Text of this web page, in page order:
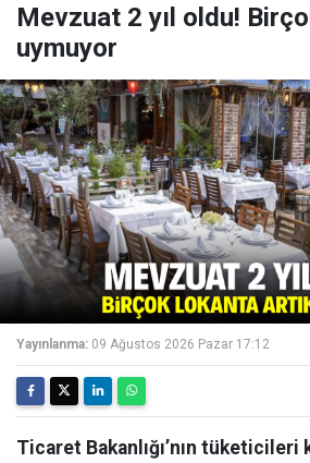
Mevzuat 2 yıl oldu!
uymuyor
Yayınlanma: 09 Ağustos 2026 Pazar 17:12
Ticaret Bakanlığı’nın tüketicileri